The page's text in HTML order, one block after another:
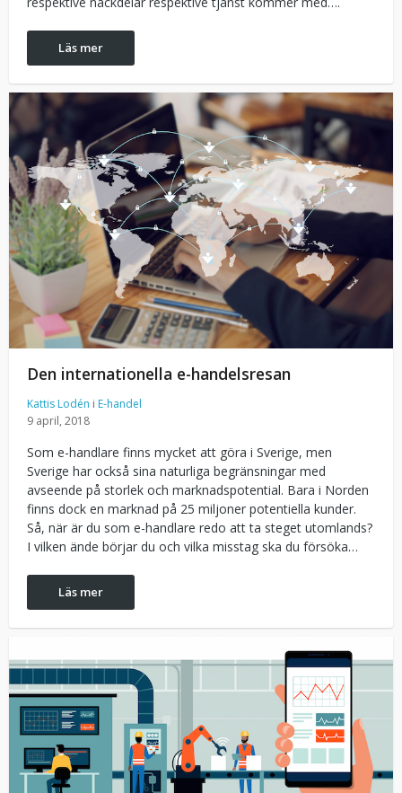
Läs mer
Den internationella e-handelsresan
Kattis Lodén i E-handel
9 april, 2018
Som e-handlare finns mycket att göra i Sverige, men
Sverige har också sina naturliga begränsningar med
avseende på storlek och marknadspotential. Bara i Norden
finns dock en marknad på 25 miljoner potentiella kunder.
Så, när är du som e-handlare redo att ta steget utomlands?
I vilken ände börjar du och vilka misstag ska du försöka…
Läs mer